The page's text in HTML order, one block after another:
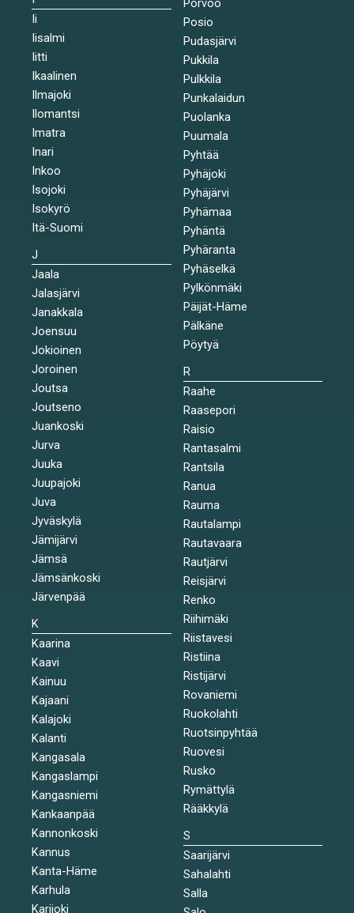
Ii
Iisalmi
Iitti
Ikaalinen
Ilmajoki
Ilomantsi
Imatra
Inari
Inkoo
Isojoki
Isokyrö
Itä-Suomi
J
Jaala
Jalasjärvi
Janakkala
Joensuu
Jokioinen
Joroinen
Joutsa
Joutseno
Juankoski
Jurva
Juuka
Juupajoki
Juva
Jyväskylä
Jämijärvi
Jämsä
Jämsänkoski
Järvenpää
K
Kaarina
Kaavi
Kainuu
Kajaani
Kalajoki
Kalanti
Kangasala
Kangaslampi
Kangasniemi
Kankaanpää
Kannonkoski
Kannus
Kanta-Häme
Karhula
Karijoki
Porvoo
Posio
Pudasjärvi
Pukkila
Pulkkila
Punkalaidun
Puolanka
Puumala
Pyhtää
Pyhäjoki
Pyhäjärvi
Pyhämaa
Pyhäntä
Pyhäranta
Pyhäselkä
Pylkönmäki
Päijät-Häme
Pälkäne
Pöytyä
R
Raahe
Raasepori
Raisio
Rantasalmi
Rantsila
Ranua
Rauma
Rautalampi
Rautavaara
Rautjärvi
Reisjärvi
Renko
Riihimäki
Riistavesi
Ristiina
Ristijärvi
Rovaniemi
Ruokolahti
Ruotsinpyhtää
Ruovesi
Rusko
Rymättylä
Rääkkylä
S
Saarijärvi
Sahalahti
Salla